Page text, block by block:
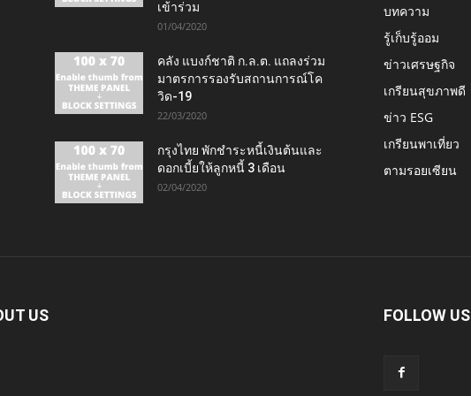
เข้าร่วม
01/04/2020
คลัง แบงก์ชาติ ก.ล.ต. แถลงร่วม
มาตรการรองรับสถานการณ์โค
วิด-19
22/03/2020
กรุงไทย พักชำระหนี้เงินต้นและ
ดอกเบี้ยให้ลูกหนี้ 3 เดือน
02/04/2020
บทความ
รู้เก็บรู้ออม
ข่าวเศรษฐกิจ
เกรียนสุขภาพดี
ข่าว ESG
เกรียนพาเที่ยว
ตามรอยเซียน
US FOLLOW US